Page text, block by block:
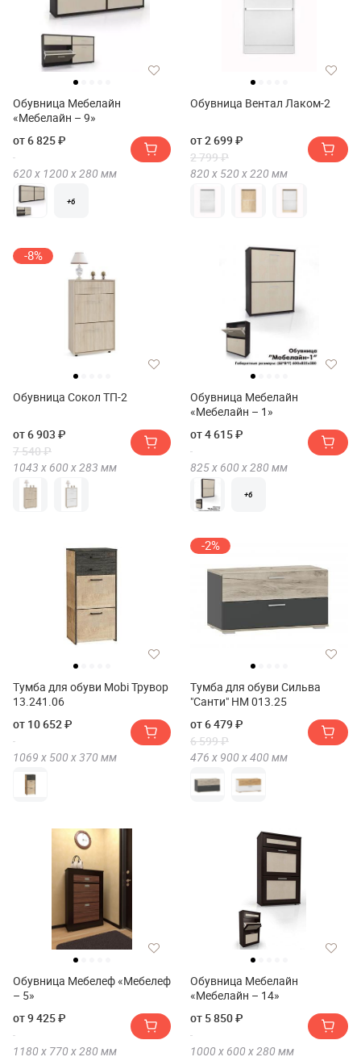
Обувница Мебелайн
«Мебелайн – 9»
от 6 825 ₽
620 х 1200 х280 мм
+6
Обувница Вентал Лаком-2
от 2 699 ₽
2 799 ₽
820 х 520 х220 мм
-8%
Обувница Сокол ТП-2
от 6 903 ₽
7 540 ₽
1043 х 600 х283 мм
Обувница Мебелайн
«Мебелайн – 1»
от 4 615 ₽
825 х 600 х280 мм
+6
Тумба для обуви Mobi Трувор
13.241.06
от 10 652 ₽
1069 х 500 х370 мм
-2%
Тумба для обуви Сильва
"Санти" НМ 013.25
от 6 479 ₽
6 599 ₽
476 х 900 х400 мм
Обувница Мебелеф «Мебелеф
– 5»
от 9 425 ₽
1180 х 770 х 280 мм
Обувница Мебелайн
«Мебелайн – 14»
от 5 850 ₽
1000 х 600 х 280 мм